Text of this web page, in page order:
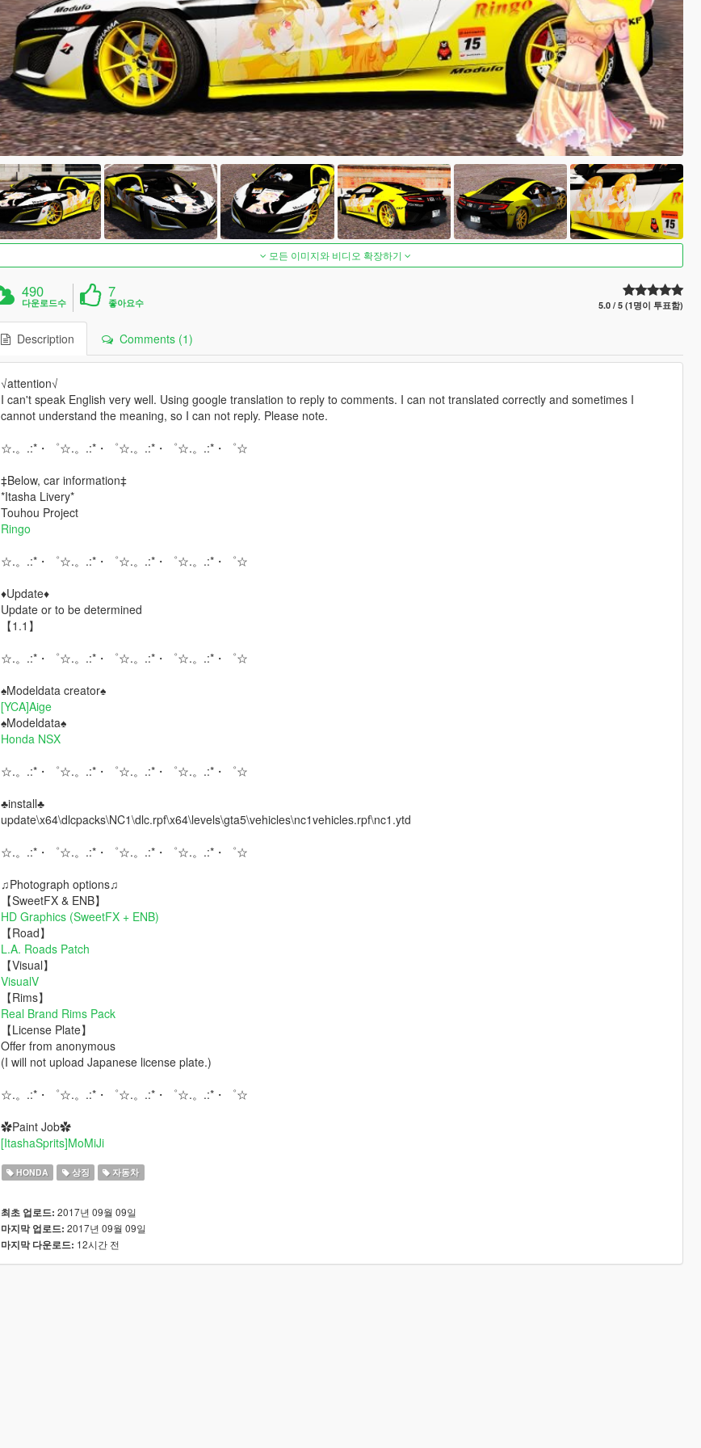
모든 이미지와 비디오 확장하기
490
다운로드수
7
좋아요수 5.0 / 5 (1명이 투표함)
Description Comments (1)
√attention√
I can't speak English very well. Using google translation to reply to comments. I can not translated correctly and sometimes I
cannot understand the meaning, so I can not reply. Please note.
☆.。.:*・゜☆.。.:*・゜☆.。.:*・゜☆.。.:*・゜☆
‡Below, car information‡
*Itasha Livery*
Touhou Project
Ringo
☆.。.:*・゜☆.。.:*・゜☆.。.:*・゜☆.。.:*・゜☆
♦Update♦
Update or to be determined
【1.1】
☆.。.:*・゜☆.。.:*・゜☆.。.:*・゜☆.。.:*・゜☆
♠Modeldata creator♠
[YCA]Aige
♠Modeldata♠
Honda NSX
☆.。.:*・゜☆.。.:*・゜☆.。.:*・゜☆.。.:*・゜☆
♣install♣
update\x64\dlcpacks\NC1\dlc.rpf\x64\levels\gta5\vehicles\nc1vehicles.rpf\nc1.ytd
☆.。.:*・゜☆.。.:*・゜☆.。.:*・゜☆.。.:*・゜☆
♫Photograph options♫
【SweetFX & ENB】
HD Graphics (SweetFX + ENB)
【Road】
L.A. Roads Patch
【Visual】
VisualV
【Rims】
Real Brand Rims Pack
【License Plate】
Offer from anonymous
(I will not upload Japanese license plate.)
☆.。.:*・゜☆.。.:*・゜☆.。.:*・゜☆.。.:*・゜☆
✿Paint Job✿
[ItashaSprits]MoMiJi
HONDA 상징 자동차
최초 업로드: 2017년 09월 09일
마지막 업로드: 2017년 09월 09일
마지막 다운로드: 12시간 전